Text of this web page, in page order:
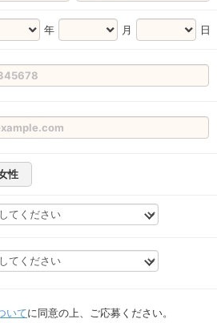
年 月 日
性
いてに同意の上、ご応募ください。